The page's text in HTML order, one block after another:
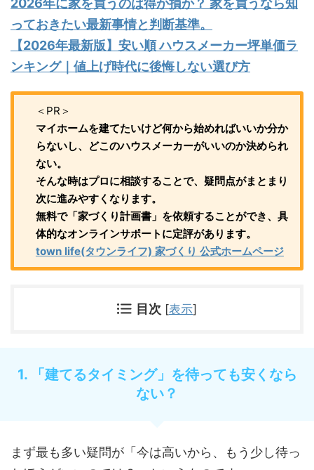
2026年に家を買うのは得か損か？ 家を買うなら知
っておきたい最新事情と判断基準。
【2026年最新版】安い順 ハウスメーカー坪単価ラ
ンキング｜値上げ時代に後悔しない選び方
＜PR＞
マイホームを建てたいけど何から始めればいいか分か
らないし、どこのハウスメーカーがいいのか決められ
ない。
そんな時はプロに相談することで、疑問点がまとまり
次に進みやすくなります。
無料で「家づくり計画書」を依頼することができ、具
体的なオンラインサポートに定評があります。
town life(タウンライフ) 家づくり 公式ホームページ
目次 [表示]
1. 「建てるタイミング」を待っても安くなら
ない？
まず最も多い疑問が「今は高いから、もう少し待っ